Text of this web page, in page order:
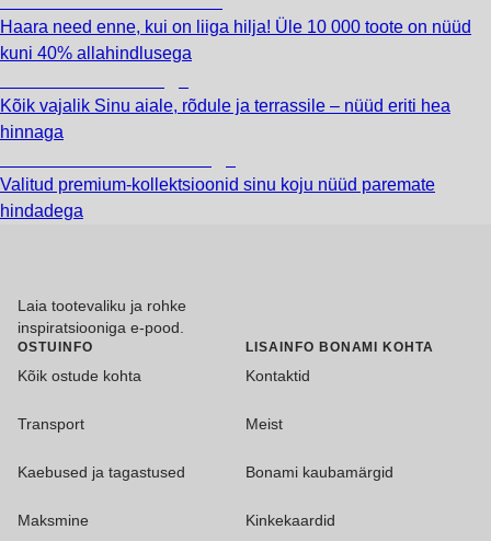
Haara need enne, kui on liiga hilja! Üle 10 000 toote on nüüd
kuni 40% allahindlusega
Kõik vajalik Sinu aiale, rõdule ja terrassile – nüüd eriti hea
hinnaga
Valitud premium-kollektsioonid sinu koju nüüd paremate
hindadega
Laia tootevaliku ja rohke
inspiratsiooniga e-pood.
OSTUINFO
Kõik ostude kohta
Transport
Kaebused ja tagastused
Maksmine
LISAINFO BONAMI KOHTA
Kontaktid
Meist
Bonami kaubamärgid
Kinkekaardid